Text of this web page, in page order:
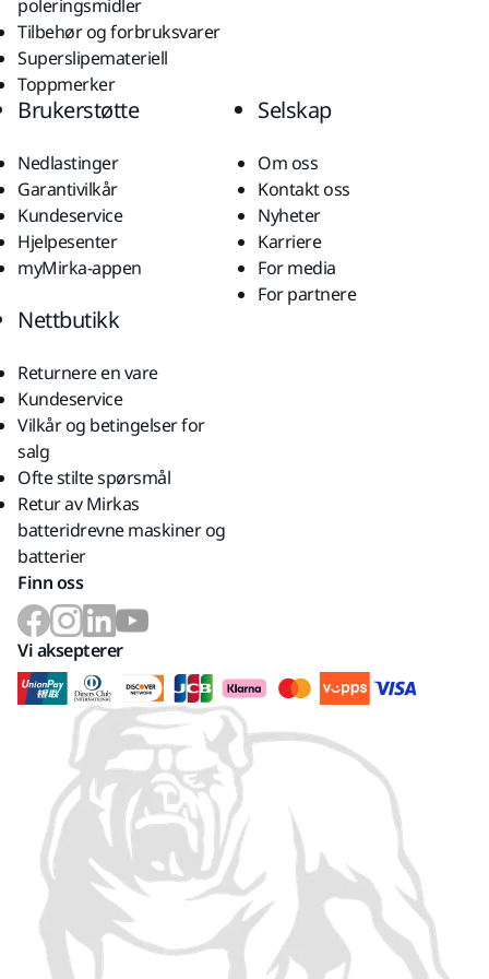
poleringsmidler
Tilbehør og forbruksvarer
Superslipemateriell
Toppmerker
Brukerstøtte
Nedlastinger
Garantivilkår
Kundeservice
Hjelpesenter
myMirka-appen
Selskap
Om oss
Kontakt oss
Nyheter
Karriere
For media
For partnere
Nettbutikk
Returnere en vare
Kundeservice
Vilkår og betingelser for
salg
Ofte stilte spørsmål
Retur av Mirkas
batteridrevne maskiner og
batterier
Finn oss
Vi aksepterer